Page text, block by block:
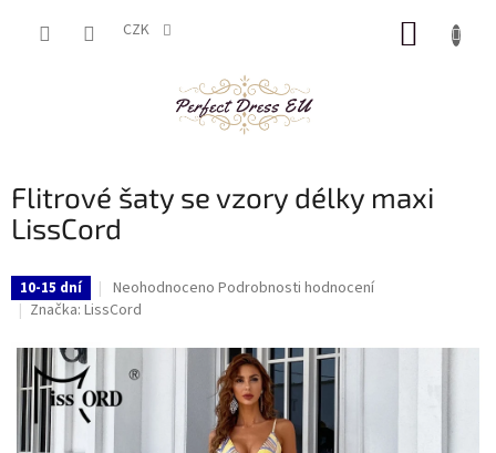
CZK
Flitrové šaty se vzory délky maxi
LissCord
10-15 dní
Průměrné
hodnocení
je
0,0
z
5
Neohodnoceno Podrobnosti hodnocení
Značka: LissCord